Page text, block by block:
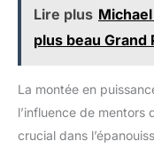
Lire plus
plus beau Grand
La montée en
l’influence de mentors
crucial dans